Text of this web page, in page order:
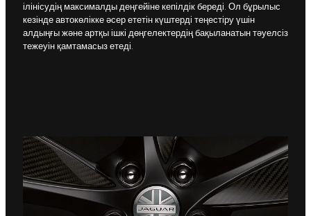
ілінісудің максималды деңгейіне кепілдік береді. Ол бұрылыс
кезінде автокөлікке әсер ететін күштерді теңестіру үшін
алдыңғы және артқы ішкі дөңгелектердің бақыланатын тәуелсіз
тежеуін қамтамасыз етеді.